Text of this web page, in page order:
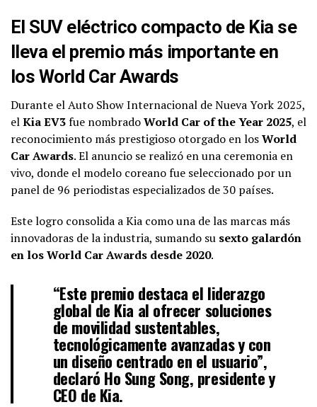
El SUV eléctrico compacto de Kia se
lleva el premio más importante en
los World Car Awards
Durante el Auto Show Internacional de Nueva York 2025,
elKia EV3fue nombradoWorld Car of the Year 2025, el
reconocimiento más prestigioso otorgado en losWorld
Car Awards. El anuncio se realizó en una ceremonia en
vivo, donde el modelo coreano fue seleccionado por un
panel de 96 periodistas especializados de 30 países.
Este logro consolida a Kia como una de las marcas más
innovadoras de la industria, sumando su sexto galardón
en los World Car Awards desde 2020.
“Este premio destaca el liderazgo
global de Kia al ofrecer soluciones
de movilidad sustentables,
tecnológicamente avanzadas y con
un diseño centrado en el usuario”,
declaró Ho Sung Song, presidente y
CEO de Kia.